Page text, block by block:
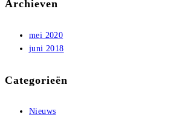
Archieven
mei 2020
juni 2018
Categorieën
Nieuws